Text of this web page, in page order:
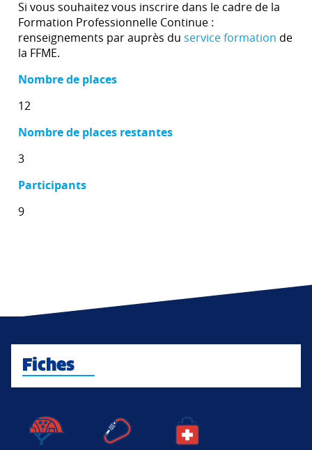
Si vous souhaitez vous inscrire dans le cadre de la
Formation Professionnelle Continue :
renseignements par auprès du service formation de
la FFME.
Nombre de places
12
Nombre de places restantes
3
Participants
9
Fiches